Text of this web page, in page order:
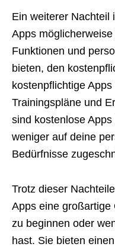
Ein weiterer Nachteil
Apps
Funktionen und
bieten, den
kostenpflichtige
Trainingspläne und
sind kostenlose
weniger auf deine
Bedürfnisse
Trotz dieser
Apps eine großartige
zu beginnen oder
hast. Sie bieten